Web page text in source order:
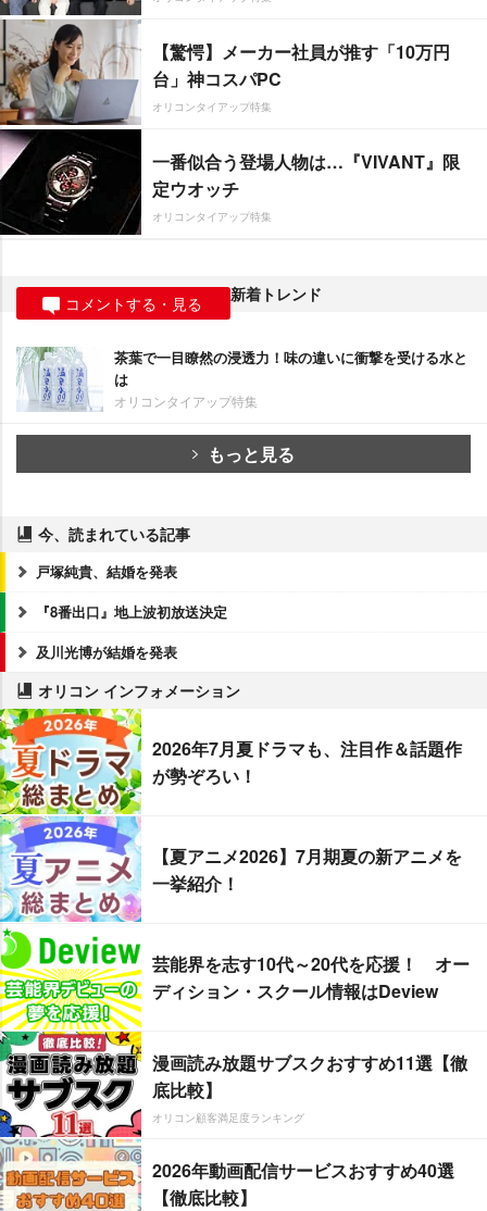
【驚愕】メーカー社員が推す「10万円
台」神コスパPC
オリコンタイアップ特集
一番似合う登場人物は…『VIVANT』限
定ウオッチ
オリコンタイアップ特集
コメントする・見る 新着トレンド
茶葉で一目瞭然の浸透力！味の違いに衝撃を受ける水と
は
オリコンタイアップ特集
もっと見る
今、読まれている記事
戸塚純貴、結婚を発表
『8番出口』地上波初放送決定
及川光博が結婚を発表
オリコン インフォメーション
2026年7月夏ドラマも、注目作＆話題作
が勢ぞろい！
【夏アニメ2026】7月期夏の新アニメを
一挙紹介！
芸能界を志す10代～20代を応援！ オー
ディション・スクール情報はDeview
漫画読み放題サブスクおすすめ11選【徹
底比較】
オリコン顧客満足度ランキング
2026年動画配信サービスおすすめ40選
【徹底比較】